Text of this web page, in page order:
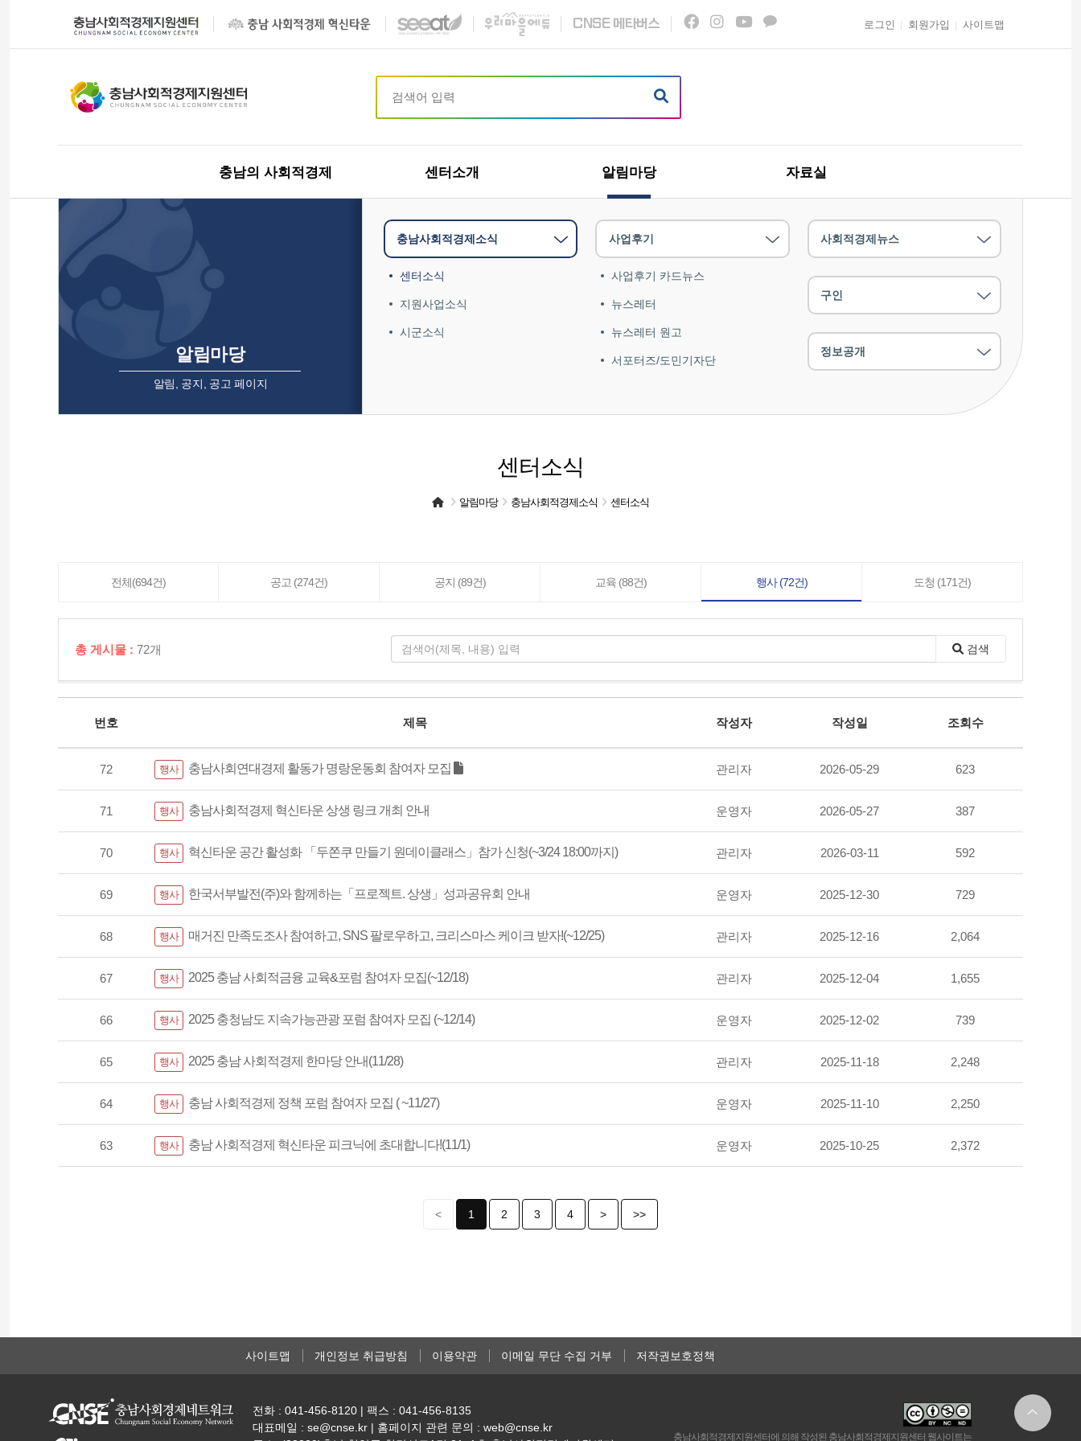
C NSE메타버스 로그인 회원가입 사이트맵
충남의 사회적경제 센터소개 알림마당 자료실
알림마당
알림, 공지, 공고 페이지
충남사회적경제소식
센터소식
지원사업소식
시군소식
사업후기
사업후기 카드뉴스
뉴스레터
뉴스레터 원고
서포터즈/도민기자단
사회적경제뉴스
구인
정보공개
센터소식
알림마당 충남사회적경제소식 센터소식
전체(694건) 공고 (274건) 공지 (89건) 교육 (88건) 행사 (72건) 도청 (171건)
총 게시물 : 72개 검색
번호 제목 작성자 작성일 조회수
72 행사 충남사회연대경제 활동가 명랑운동회 참여자 모집 관리자 2026-05-29 623
71 행사 충남사회적경제 혁신타운 상생 링크 개최 안내 운영자 2026-05-27 387
70 행사 혁신타운 공간 활성화 「두쫀쿠 만들기 원데이클래스」참가 신청(~3/24 18:00까지) 관리자 2026-03-11 592
69 행사 한국서부발전(주)와 함께하는「프로젝트. 상생」성과공유회 안내 운영자 2025-12-30 729
68 행사 매거진 만족도조사 참여하고, SNS 팔로우하고, 크리스마스 케이크 받자!(~12/25) 관리자 2025-12-16 2,064
67 행사 2025 충남 사회적금융 교육&포럼 참여자 모집(~12/18) 관리자 2025-12-04 1,655
66 행사 2025 충청남도 지속가능관광 포럼 참여자 모집 (~12/14) 운영자 2025-12-02 739
65 행사 2025 충남 사회적경제 한마당 안내(11/28) 관리자 2025-11-18 2,248
64 행사 충남 사회적경제 정책 포럼 참여자 모집 ( ~11/27) 운영자 2025-11-10 2,250
63 행사 충남 사회적경제 혁신타운 피크닉에 초대합니다!(11/1) 운영자 2025-10-25 2,372
< 1 2 3 4 > >>
사이트맵 개인정보 취급방침 이용약관 이메일 무단 수집 거부 저작권보호정책
전화 : 041-456-8120 | 팩스 : 041-456-8135
대표메일 : se@cnse.kr | 홈페이지 관련 문의 : web@cnse.kr
충남사회적경제지원센터에 의해 작성된 충남사회적경제지원센터 웹사이트는